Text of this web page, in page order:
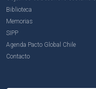
Biblioteca
Memorias
SIPP
Agenda Pacto Global Chile
Contacto